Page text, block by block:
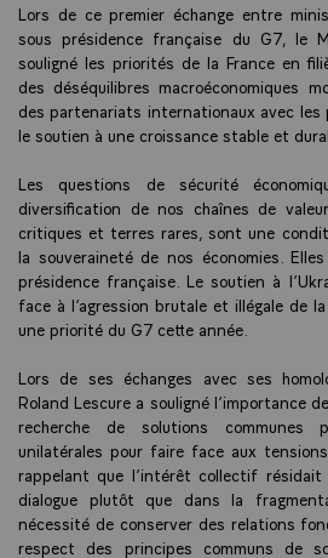
Lors de ce premier échange entre
sous présidence française du G7, le
souligné les priorités de la France en
des déséquilibres macroéconomiques
des partenariats internationaux avec les
le soutien à une croissance stable et
Les questions de sécurité
diversification de nos chaînes de
critiques et terres rares, sont une
la souveraineté de nos économies.
présidence française. Le soutien à
face à l’agression brutale et illégale de
une priorité du G7 cette année.
Lors de ses échanges avec ses
Roland Lescure a souligné l’importance
recherche de solutions communes
unilatérales pour faire face aux
rappelant que l’intérêt collectif
dialogue plutôt que dans la
nécessité de conserver des relations
respect des principes communs de